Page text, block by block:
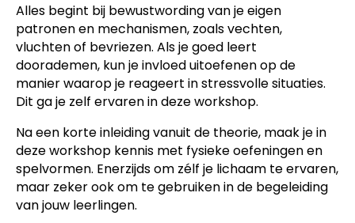
Alles begint bij bewustwording van je eigen
patronen en mechanismen, zoals vechten,
vluchten of bevriezen. Als je goed leert
doorademen, kun je invloed uitoefenen op de
manier waarop je reageert in stressvolle situaties.
Dit ga je zelf ervaren in deze workshop.
Na een korte inleiding vanuit de theorie, maak je in
deze workshop kennis met fysieke oefeningen en
spelvormen. Enerzijds om zélf je lichaam te ervaren,
maar zeker ook om te gebruiken in de begeleiding
van jouw leerlingen.